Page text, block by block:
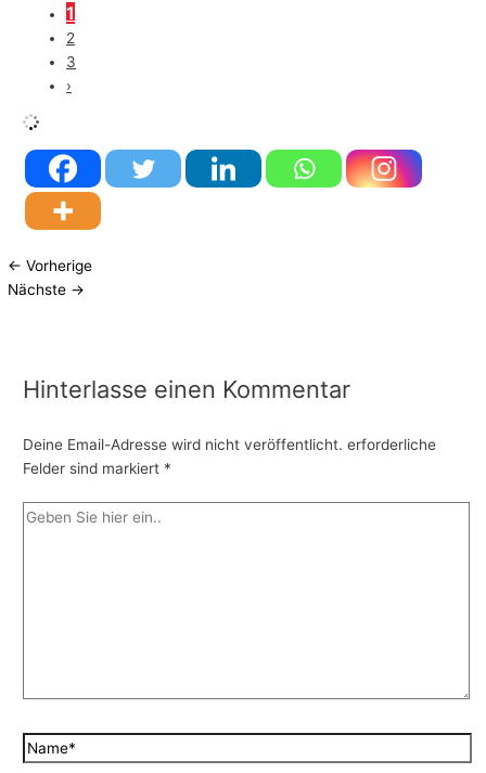
1
2
3
›
← Vorherige
Nächste →
Hinterlasse einen Kommentar
Deine Email-Adresse wird nicht veröffentlicht. erforderliche
Felder sind markiert *